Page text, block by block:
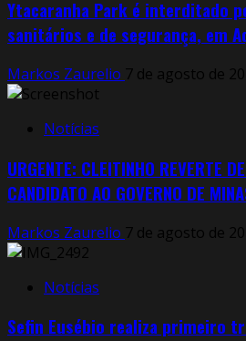
Ytacaranha Park é interditado
sanitários e de segurança, em
Markos Zaurelio 7 de agosto de
Notícias
URGENTE: CLEITINHO REVERTE
CANDIDATO AO GOVERNO DE
Markos Zaurelio 7 de agosto de
Notícias
Sefin Eusébio realiza primeiro